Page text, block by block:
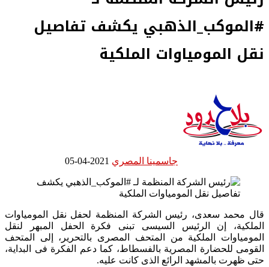
#الموكب_الذهبي يكشف تفاصيل
نقل المومياوات الملكية
جاسمينا المصري 2021-04-05
قال محمد سعدى، رئيس الشركة المنظمة لحفل نقل المومياوات
الملكية، إن الرئيس السيسى تبنى فكرة الحفل المبهر لنقل
المومياوات الملكية من المتحف المصرى بالتحرير، إلى المتحف
القومى للحضارة المصرية بالفسطاط، كما دعم الفكرة فى البداية،
حتى ظهرت بالمشهد الرائع الذى كانت عليه.